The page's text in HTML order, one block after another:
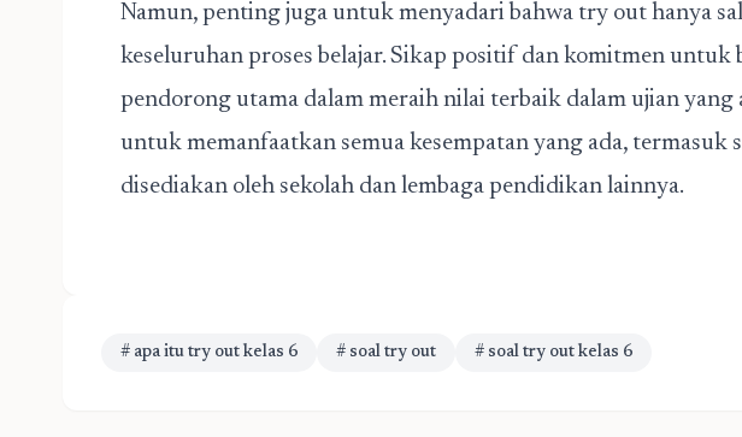
Namun, penting juga untuk menyadari bahwa try out hanya
keseluruhan proses belajar. Sikap positif dan komitmen untuk
pendorong utama dalam meraih nilai terbaik dalam ujian yang
untuk memanfaatkan semua kesempatan yang ada, termasuk
disediakan oleh sekolah dan lembaga pendidikan lainnya.
# apa itu try out kelas 6 # soal try out # soal try out kelas 6